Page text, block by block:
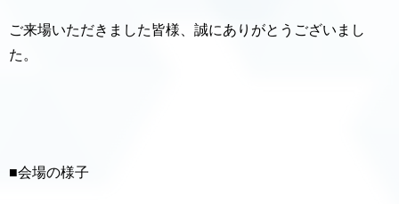
ご来場いただきました皆様、誠にありがとうございまし
た。
■会場の様子